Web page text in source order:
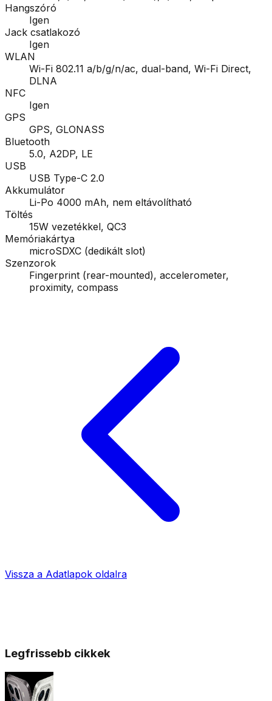
Hangszóró
Igen
Jack csatlakozó
Igen
WLAN
Wi-Fi 802.11 a/b/g/n/ac, dual-band, Wi-Fi Direct,
DLNA
NFC
Igen
GPS
GPS, GLONASS
Bluetooth
5.0, A2DP, LE
USB
USB Type-C 2.0
Akkumulátor
Li-Po 4000 mAh, nem eltávolítható
Töltés
15W vezetékkel, QC3
Memóriakártya
microSDXC (dedikált slot)
Szenzorok
Fingerprint (rear-mounted), accelerometer,
proximity, compass
Vissza a Adatlapok oldalra
Legfrissebb cikkek